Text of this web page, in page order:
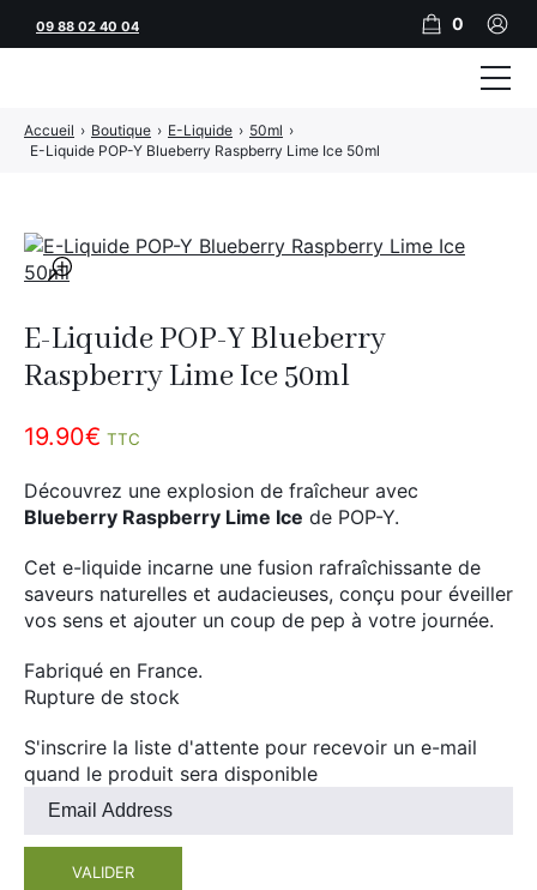
🔍
E-Liquide POP-Y Blueberry
Raspberry Lime Ice 50ml
19.90€ TTC
Découvrez une explosion de fraîcheur avec
Blueberry Raspberry Lime Ice de POP-Y.
Cet e-liquide incarne une fusion rafraîchissante de
saveurs naturelles et audacieuses, conçu pour éveiller
vos sens et ajouter un coup de pep à votre journée.
Fabriqué en France.
Rupture de stock
S'inscrire la liste d'attente pour recevoir un e-mail
quand le produit sera disponible
Entrez
adresse
VALIDER
Accueil › Boutique › E-Liquide › 50ml ›
E-Liquide POP-Y Blueberry Raspberry Lime Ice 50ml
09 88 02 40 04 0
Tubeuses
Feuilles
Filtres
Rouleuses
Briquets
Vape
JNR
Adalya
Al Fakher
SoGood
100ml
CBD
Nouveautés